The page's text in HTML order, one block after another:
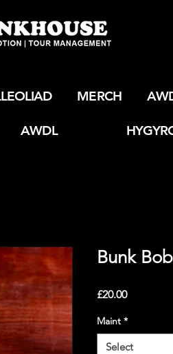
MERCH
AWDL
Bunk
£20.00Price
Maint *
Select